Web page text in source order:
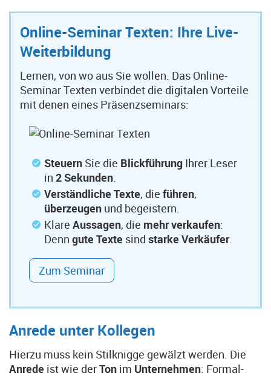
Online-Seminar Texten: Ihre Live-
Weiterbildung
Lernen, von wo aus Sie wollen. Das Online-
Seminar Texten verbindet die digitalen Vorteile
mit denen eines Präsenzseminars:
Steuern Sie die Blickführung Ihrer Leser
in 2 Sekunden.
Verständliche Texte, die führen,
überzeugen und begeistern.
Klare Aussagen, die mehr verkaufen:
Denn gute Texte sind starke Verkäufer.
Zum Seminar
Anrede unter Kollegen
Hierzu muss kein Stilknigge gewälzt werden. Die
Anrede ist wie derTon im Unternehmen: Formal-